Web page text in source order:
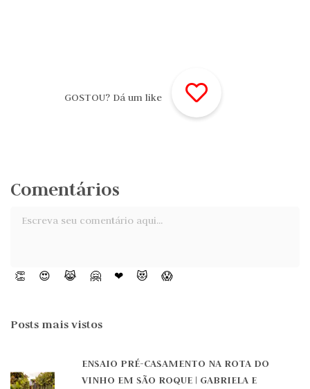
GOSTOU? Dá um like
Comentários
👏 😍 😹 🤗 ❤ 😻 😱
Posts mais vistos
ENSAIO PRÉ-CASAMENTO NA ROTA DO
VINHO EM SÃO ROQUE | GABRIELA E